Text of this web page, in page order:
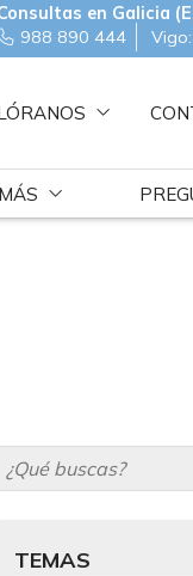
en Galicia
988 890 444 Vigo:
MÁS
TEMAS